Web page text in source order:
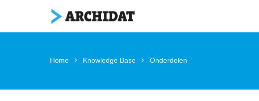
Home Knowledge Base Onderdelen